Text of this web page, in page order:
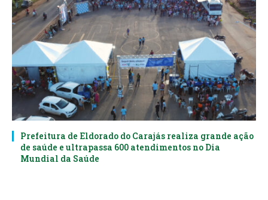
Prefeitura de Eldorado do Carajás realiza grande ação
de saúde e ultrapassa 600 atendimentos no Dia
Mundial da Saúde